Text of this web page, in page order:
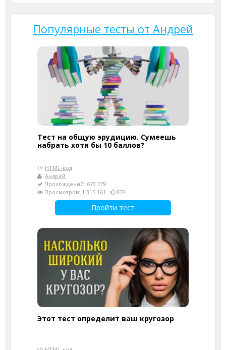
Популярные тесты от Андрей
Тест на общую эрудицию. Сумеешь
набрать хотя бы 10 баллов?
HTML-код
Андрей
Прохождений: 673 779
Просмотров: 1 315 161
874
Пройти тест
Этот тест определит ваш кругозор